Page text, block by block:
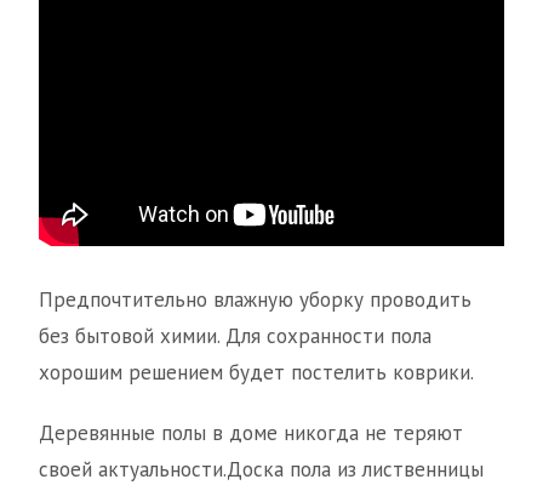
Предпочтительно влажную уборку проводить
без бытовой химии. Для сохранности пола
хорошим решением будет постелить коврики.
Деревянные полы в доме никогда не теряют
своей актуальности.Доска пола из лиственницы